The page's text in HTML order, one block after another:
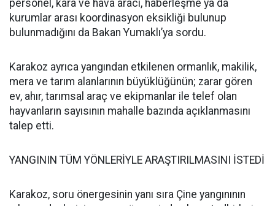
personel, kara ve hava aracı, haberleşme ya da
kurumlar arası koordinasyon eksikliği bulunup
bulunmadığını da Bakan Yumaklı’ya sordu.
Karakoz ayrıca yangından etkilenen ormanlık, makilik,
mera ve tarım alanlarının büyüklüğünün; zarar gören
ev, ahır, tarımsal araç ve ekipmanlar ile telef olan
hayvanların sayısının mahalle bazında açıklanmasını
talep etti.
YANGININ TÜM YÖNLERİYLE ARAŞTIRILMASINI İSTEDİ
Karakoz, soru önergesinin yanı sıra Çine yangınının